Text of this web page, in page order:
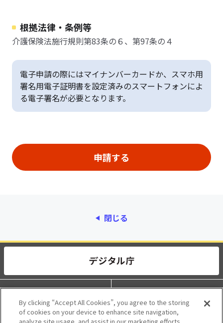
根拠法律・条例等
介護保険法施行規則第83条の６、第97条の４
電子申請の際にはマイナンバーカードか、スマホ用
署名用電子証明書を設定済みのスマートフォンによ
る電子署名が必要となります。
閉じる
動作環境 個人情報保護
利用規約 アクセシビリティ
By clicking “Accept All Cookies”, you agree to the storing
of cookies on your device to enhance site navigation,